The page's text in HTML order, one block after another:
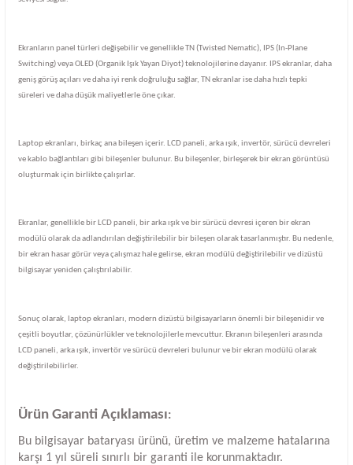
Ekranların panel türleri değişebilir ve genellikle TN (Twisted Nematic), IPS (In-Plane
Switching) veya OLED (Organik Işık Yayan Diyot) teknolojilerine dayanır. IPS ekranlar, daha
geniş görüş açıları ve daha iyi renk doğruluğu sağlar, TN ekranlar ise daha hızlı tepki
süreleri ve daha düşük maliyetlerle öne çıkar.
Laptop ekranları, birkaç ana bileşen içerir. LCD paneli, arka ışık, invertör, sürücü devreleri
ve kablo bağlantıları gibi bileşenler bulunur. Bu bileşenler, birleşerek bir ekran görüntüsü
oluşturmak için birlikte çalışırlar.
Ekranlar, genellikle bir LCD paneli, bir arka ışık ve bir sürücü devresi içeren bir ekran
modülü olarak da adlandırılan değiştirilebilir bir bileşen olarak tasarlanmıştır. Bu nedenle,
bir ekran hasar görür veya çalışmaz hale gelirse, ekran modülü değiştirilebilir ve dizüstü
bilgisayar yeniden çalıştırılabilir.
Sonuç olarak, laptop ekranları, modern dizüstü bilgisayarların önemli bir bileşenidir ve
çeşitli boyutlar, çözünürlükler ve teknolojilerle mevcuttur. Ekranın bileşenleri arasında
LCD paneli, arka ışık, invertör ve sürücü devreleri bulunur ve bir ekran modülü olarak
değiştirilebilirler.
Ürün Garanti Açıklaması:
Bu bilgisayar bataryası ürünü, üretim ve malzeme hatalarına
karşı 1 yıl süreli sınırlı bir garanti ile korunmaktadır.